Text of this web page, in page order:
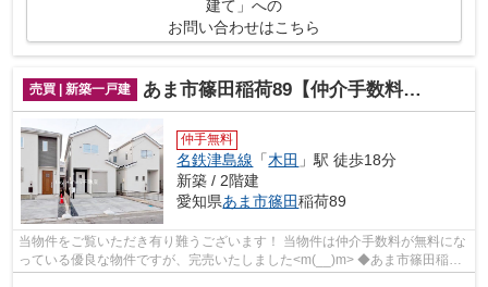
建て」への
お問い合わせはこちら
売買 | 新築一戸建 あま市篠田稲荷89【仲介手数料無料】新築一戸建て
仲手無料
名鉄津島線 「木田 」駅 徒歩18分
新築 / 2階建
愛知県あま市篠田稲荷89
当物件をご覧いただき有り難うございます！ 当物件は仲介手数料が無料にな
っている優良な物件ですが、完売いたしました<m(__)m> ◆あま市篠田稲荷